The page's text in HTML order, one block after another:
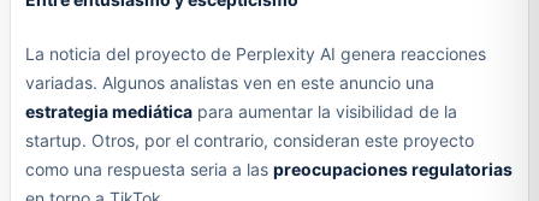
La noticia del proyecto de Perplexity AI genera reacciones
variadas. Algunos analistas ven en este anuncio una
estrategia mediáticapara aumentar la visibilidad de la
startup. Otros, por el contrario, consideran este proyecto
como una respuesta seria a las preocupaciones regulatorias